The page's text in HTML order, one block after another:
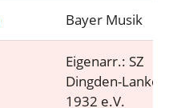
Bayer Musik
Eigenarr.: SZ
Dingden-Lankern
1932 e.V.